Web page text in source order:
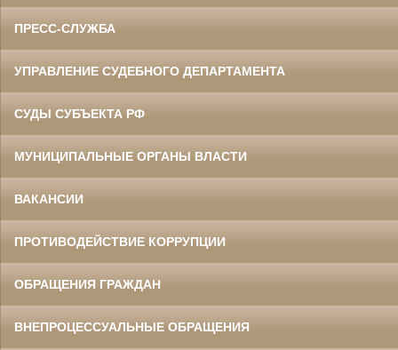
ПРЕСС-СЛУЖБА
УПРАВЛЕНИЕ СУДЕБНОГО ДЕПАРТАМЕНТА
СУДЫ СУБЪЕКТА РФ
МУНИЦИПАЛЬНЫЕ ОРГАНЫ ВЛАСТИ
ВАКАНСИИ
ПРОТИВОДЕЙСТВИЕ КОРРУПЦИИ
ОБРАЩЕНИЯ ГРАЖДАН
ВНЕПРОЦЕССУАЛЬНЫЕ ОБРАЩЕНИЯ